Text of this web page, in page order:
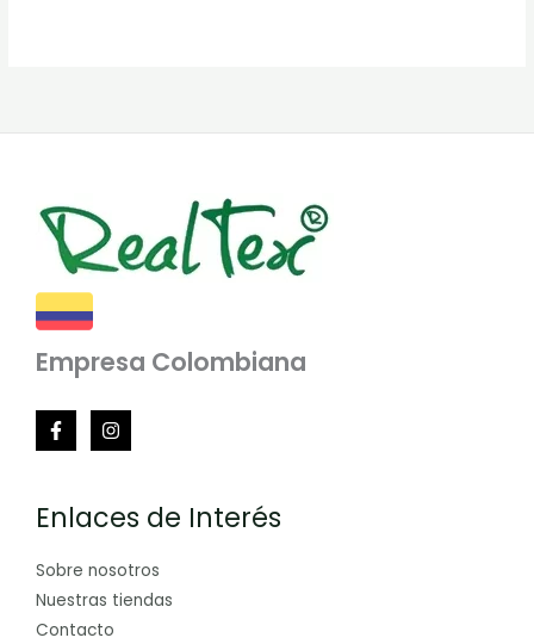
Empresa Colombiana
Enlaces de Interés
Sobre nosotros
Nuestras tiendas
Contacto